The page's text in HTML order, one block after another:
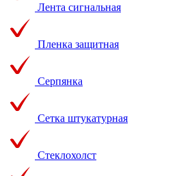
Лента сигнальная
Пленка защитная
Серпянка
Сетка штукатурная
Стеклохолст